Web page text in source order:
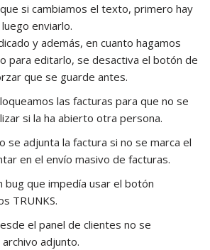
si cambiamos el texto, primero hay
enviarlo.
y además, en cuanto hagamos
para editarlo, se desactiva el botón de
que se guarde antes.
las facturas para que no se
si la ha abierto otra persona.
se adjunta la factura si no se marca el
en el envío masivo de facturas.
bug que impedía usar el botón
TRUNKS.
el panel de clientes no se
adjunto.